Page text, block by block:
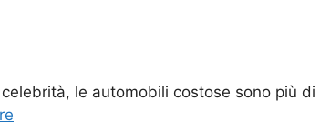
le automobili costose sono più di